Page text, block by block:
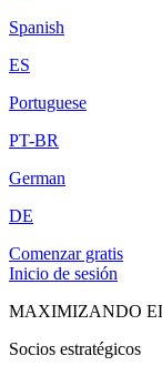
Spanish
ES
Portuguese
PT-BR
German
DE
Comenzar gratis
Inicio de sesión
MAXIMIZANDO
Socios estratégicos